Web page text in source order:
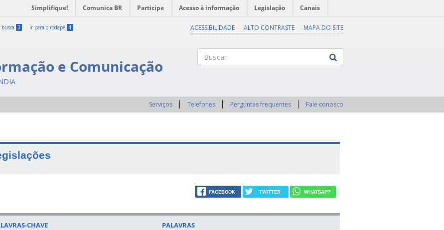
Simplifique! Comunica BR Participe Acesso à informação Legislação Canais
3 Ir para o rodapé 4 ACESSIBILIDADE ALTO CONTRASTE MAPA DO SITE
e Comunicação
Serviços Telefones Perguntas frequentes Fale conosco
FACEBOOK TWITTER WHATSAPP
CHAVE PALAVRAS